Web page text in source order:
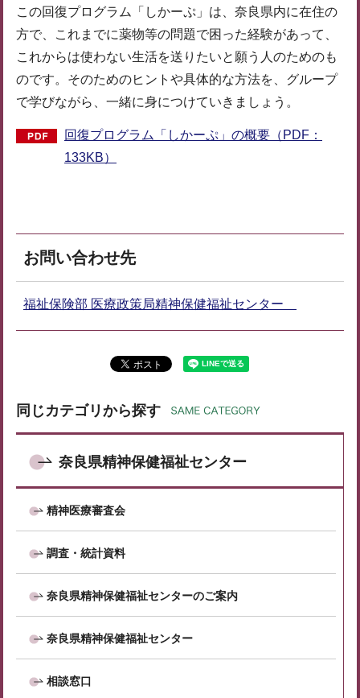
この回復プログラム「しかーぷ」は、奈良県内に在住の
方で、これまでに薬物等の問題で困った経験があって、
これからは使わない生活を送りたいと願う人のためのも
のです。そのためのヒントや具体的な方法を、グループ
で学びながら、一緒に身につけていきましょう。
回復プログラム「しかーぷ」の概要（PDF：
133KB）
お問い合わせ先
福祉保険部 医療政策局精神保健福祉センター
同じカテゴリから探す
奈良県精神保健福祉センター
精神医療審査会
調査・統計資料
奈良県精神保健福祉センターのご案内
奈良県精神保健福祉センター
相談窓口